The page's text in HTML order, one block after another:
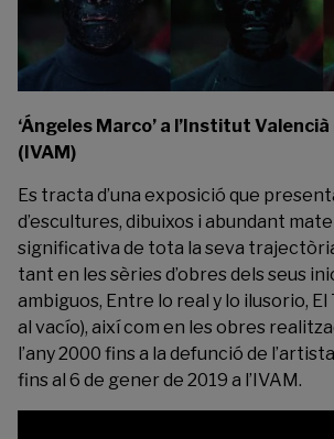
‘Ángeles Marco’ a l’Institut
(IVAM)
Es tracta d’una exposició que
d’escultures, dibuixos i abundant
significativa de tota la seva
tant en les sèries d’obres dels seus
ambiguos, Entre lo real y lo ilusorio,
al vacío), així com en les obres
l’any 2000 fins a la defunció de
fins al 6 de gener de 2019 a l’IVAM.